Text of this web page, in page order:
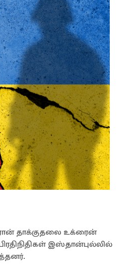
தாக்குதலை உக்ரைன்
இஸ்தான்புல்லில்